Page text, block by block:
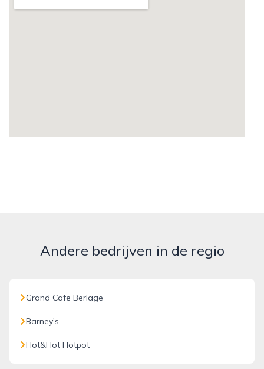
Andere bedrijven in de regio
Grand Cafe Berlage
Barney's
Hot&Hot Hotpot